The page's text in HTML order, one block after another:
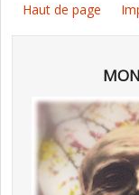
Haut de page